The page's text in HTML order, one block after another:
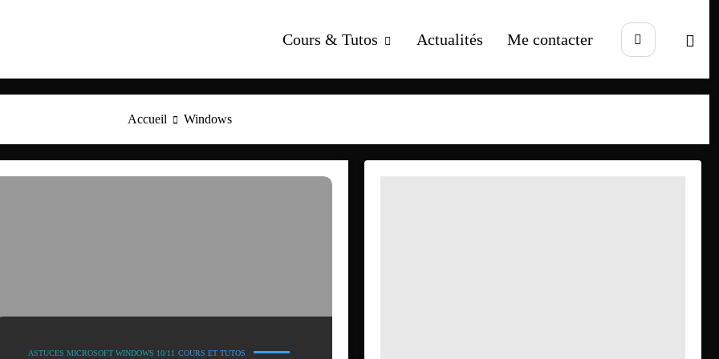
Cours & Tutos Actualités Me contacter
Accueil Windows
ASTUCES MICROSOFT WINDOWS 10/11 COURS ET TUTOS